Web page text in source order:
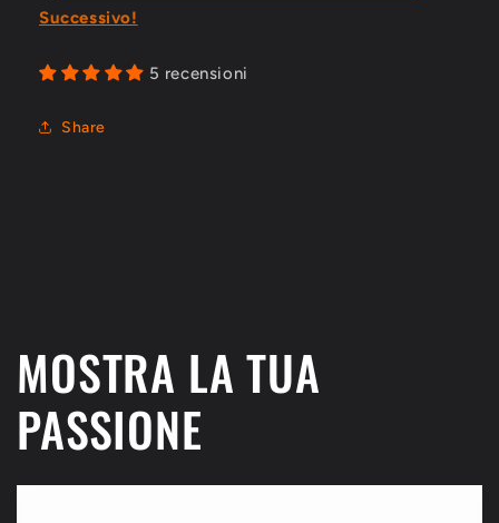
Successivo!
5 recensioni
Share
MOSTRA LA TUA
PASSIONE